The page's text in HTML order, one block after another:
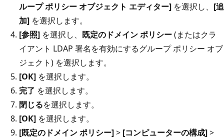
ループ ポリシー オブジェクト エディター] を選択し、 [追
加] を選択します。
[参照] を選択し、 既定のドメイン ポリシー(またはクラ
イアント LDAP 署名を有効にするグループ ポリシー オブ
ジェクト) を選択します。
[OK] を選択します。
完了 を選択します。
閉じるを選択します。
[OK] を選択します。
[既定のドメイン ポリシー]> [コンピューターの構成]>